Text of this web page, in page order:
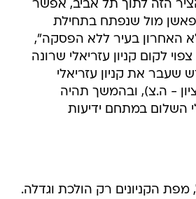
הזה לתוך תל אביב, אפשר
פאשן מול שנפתח בתחילת
האחרון בעיר ללא הפסקה",
לקום קניון עזריאלי שרונה
את קניון עזריאלי
- ה.צ), ובהמשך תהיה
השלום במתחם ידיעות
הקניונים רק הולכת וגדלה.